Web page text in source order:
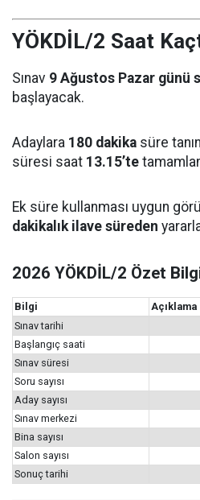
YÖKDİL/2 Saat
Sınav 9 Ağustos Pazar günü
başlayacak.
Adaylara 180 dakika süre
süresi saat 13.15’te
Ek süre kullanması uygun
dakikalık ilave süreden
2026 YÖKDİL/2 Özet
Bilgi
Açıklama
Sınav tarihi
Başlangıç saati
Sınav süresi
Soru sayısı
Aday sayısı
Sınav merkezi
Bina sayısı
Salon sayısı
Sonuç tarihi